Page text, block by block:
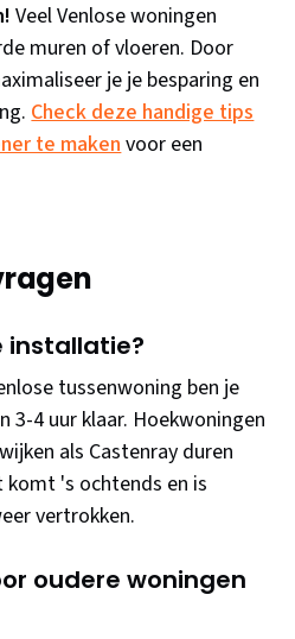
Veel Venlose woningen
muren of vloeren. Door
je je besparing en
Check deze handige tips
te makenvoor een
installatie?
tussenwoning ben je
3-4 uur klaar. Hoekwoningen
als Castenray duren
komt 's ochtends en is
vertrokken.
oudere woningen